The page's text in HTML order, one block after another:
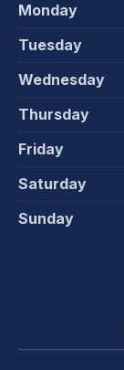
Monday
Tuesday
Wednesday
Thursday
Friday
Saturday
Sunday